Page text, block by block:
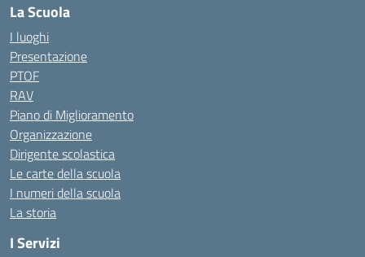
La Scuola
I luoghi
Presentazione
PTOF
RAV
Piano di Miglioramento
Organizzazione
Dirigente scolastica
Le carte della scuola
I numeri della scuola
La storia
I Servizi